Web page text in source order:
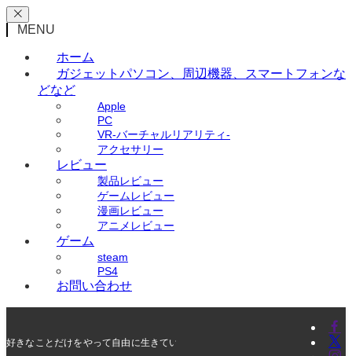
MENU
ホーム
ガジェット パソコン、周辺機器、スマートフォンな
どなど
Apple
PC
VR-バーチャルリアリティ-
アクセサリー
レビュー
製品レビュー
ゲームレビュー
漫画レビュー
アニメレビュー
ゲーム
steam
PS4
お問い合わせ
好きなことだけをやって自由に生きていく